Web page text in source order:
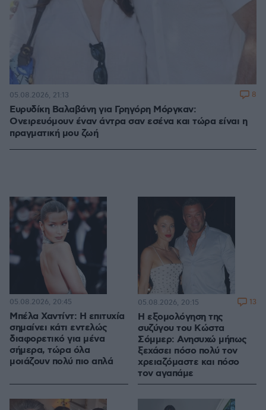
Ευρυδίκη Βαλαβάνη για Γρηγόρη Μόργκαν:
Ονειρευόμουν έναν άντρα σαν εσένα και τώρα είναι η
πραγματική μου ζωή
05.08.2026, 21:13 8
Μπέλα Χαντίντ: Η επιτυχία
σημαίνει κάτι εντελώς
διαφορετικό για μένα
σήμερα, τώρα όλα
μοιάζουν πολύ πιο απλά
05.08.2026, 20:45
Η εξομολόγηση της
συζύγου του Κώστα
Σόμμερ: Ανησυχώ μήπως
ξεχάσει πόσο πολύ τον
χρειαζόμαστε και πόσο
τον αγαπάμε
05.08.2026, 20:15 13